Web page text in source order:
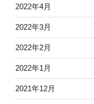
2022年4月
2022年3月
2022年2月
2022年1月
2021年12月